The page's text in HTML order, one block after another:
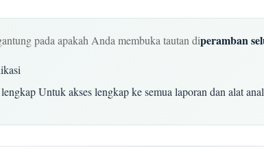
pada apakah Anda membuka tautan diperamban
Untuk akses lengkap ke semua laporan dan alat